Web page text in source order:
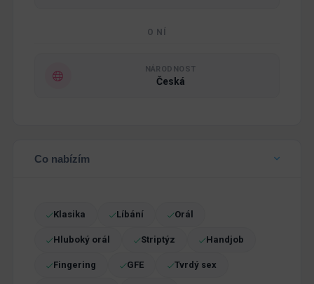
O NÍ
NÁRODNOST
Česká
Co nabízím
Klasika Líbání Orál
Hluboký orál Striptýz Handjob
Fingering GFE Tvrdý sex